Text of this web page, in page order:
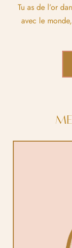
Tu as de l’or
avec le